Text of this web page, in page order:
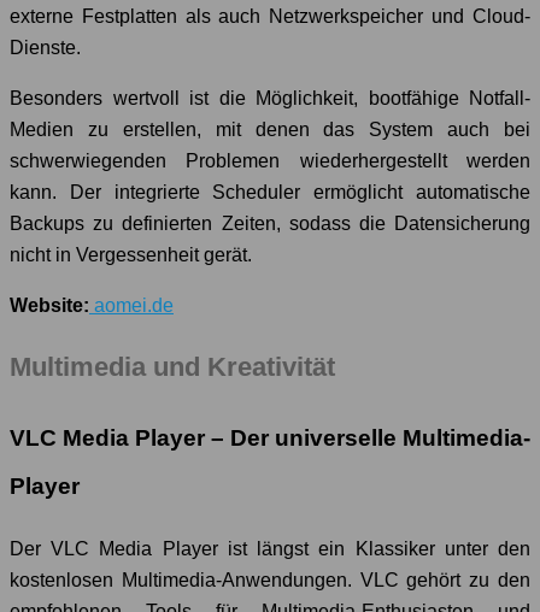
externe Festplatten als auch Netzwerkspeicher und Cloud-
Dienste.
Besonders wertvoll ist die Möglichkeit, bootfähige Notfall-
Medien zu erstellen, mit denen das System auch bei
schwerwiegenden Problemen wiederhergestellt werden
kann. Der integrierte Scheduler ermöglicht automatische
Backups zu definierten Zeiten, sodass die Datensicherung
nicht in Vergessenheit gerät.
Website: aomei.de
Multimedia und Kreativität
VLC Media Player – Der universelle Multimedia-
Player
Der VLC Media Player ist längst ein Klassiker unter den
kostenlosen Multimedia-Anwendungen. VLC gehört zu den